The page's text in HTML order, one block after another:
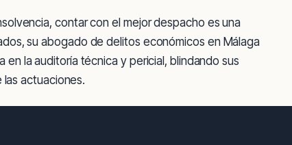
contar con el mejor despacho es una
su abogado de delitos económicos en Málaga
la auditoría técnica y pericial, blindando sus
actuaciones.